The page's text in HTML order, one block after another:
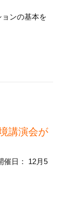
ンの基本を
講演会が
催日： 12月5